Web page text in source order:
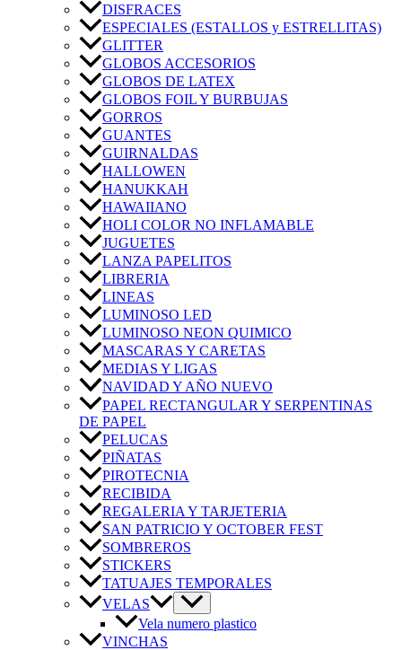
DISFRACES
ESPECIALES (ESTALLOS y ESTRELLITAS)
GLITTER
GLOBOS ACCESORIOS
GLOBOS DE LATEX
GLOBOS FOIL Y BURBUJAS
GORROS
GUANTES
GUIRNALDAS
HALLOWEN
HANUKKAH
HAWAIIANO
HOLI COLOR NO INFLAMABLE
JUGUETES
LANZA PAPELITOS
LIBRERIA
LINEAS
LUMINOSO LED
LUMINOSO NEON QUIMICO
MASCARAS Y CARETAS
MEDIAS Y LIGAS
NAVIDAD Y AÑO NUEVO
PAPEL RECTANGULAR Y SERPENTINAS
DE PAPEL
PELUCAS
PIÑATAS
PIROTECNIA
RECIBIDA
REGALERIA Y TARJETERIA
SAN PATRICIO Y OCTOBER FEST
SOMBREROS
STICKERS
TATUAJES TEMPORALES
VELAS
Vela numero plastico
VINCHAS